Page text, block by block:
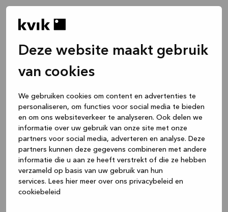
Deze website maakt gebruik
van cookies
We gebruiken cookies om content en advertenties te
personaliseren, om functies voor social media te bieden
en om ons websiteverkeer te analyseren. Ook delen we
informatie over uw gebruik van onze site met onze
partners voor social media, adverteren en analyse. Deze
partners kunnen deze gegevens combineren met andere
informatie die u aan ze heeft verstrekt of die ze hebben
verzameld op basis van uw gebruik van hun
services. Lees hier meer over ons privacybeleid en
cookiebeleid